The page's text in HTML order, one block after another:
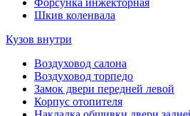
Шкив коленвала
Кузов внутри
Воздуховод салона
Воздуховод торпедо
Замок двери передней левой
Корпус отопителя